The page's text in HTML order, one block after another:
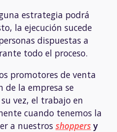
estrategia podrá
la ejecución sucede
dispuestas a
todo el proceso.
promotores de venta
de la empresa se
vez, el trabajo en
cuando tenemos la
a nuestros shoppers y